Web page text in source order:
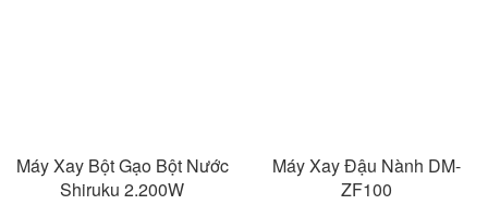
Máy Xay Bột Gạo Bột Nước
Shiruku 2.200W
Máy Xay Đậu Nành DM-
ZF100